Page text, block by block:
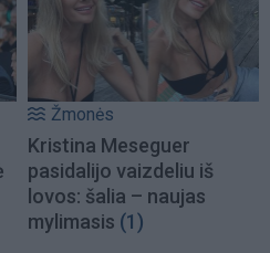
Žmonės
Kristina Meseguer
pasidalijo vaizdeliu iš
lovos: šalia – naujas
mylimasis (1)